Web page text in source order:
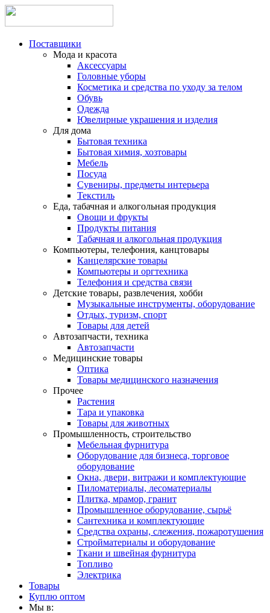
Поставщики
Мода и красота
Аксессуары
Головные уборы
Косметика и средства по уходу за телом
Обувь
Одежда
Ювелирные украшения и изделия
Для дома
Бытовая техника
Бытовая химия, хозтовары
Мебель
Посуда
Сувениры, предметы интерьера
Текстиль
Еда, табачная и алкогольная продукция
Овощи и фрукты
Продукты питания
Табачная и алкогольная продукция
Компьютеры, телефония, канцтовары
Канцелярские товары
Компьютеры и оргтехника
Телефония и средства связи
Детские товары, развлечения, хобби
Музыкальные инструменты, оборудование
Отдых, туризм, спорт
Товары для детей
Автозапчасти, техника
Автозапчасти
Медицинские товары
Оптика
Товары медицинского назначения
Прочее
Растения
Тара и упаковка
Товары для животных
Промышленность, строительство
Мебельная фурнитура
Оборудование для бизнеса, торговое
оборудование
Окна, двери, витражи и комплектующие
Пиломатериалы, лесоматериалы
Плитка, мрамор, гранит
Промышленное оборудование, сырьё
Сантехника и комплектующие
Средства охраны, слежения, пожаротушения
Стройматериалы и оборудование
Ткани и швейная фурнитура
Топливо
Электрика
Товары
Куплю оптом
Мы в: